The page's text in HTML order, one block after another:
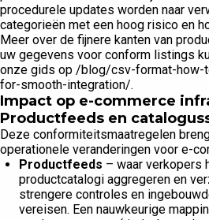
procedurele updates worden naar
categorieën met een hoog risico en
Meer over de fijnere kanten van
uw gegevens voor conform listings
onze gids op /blog/csv-format-how-
for-smooth-integration/.
Impact op e-commerce
Productfeeds en
Deze conformiteitsmaatregelen
operationele veranderingen voor e-
Productfeeds – waar verkopers
productcatalogi aggregeren en
strengere controles en
vereisen. Een nauwkeurige